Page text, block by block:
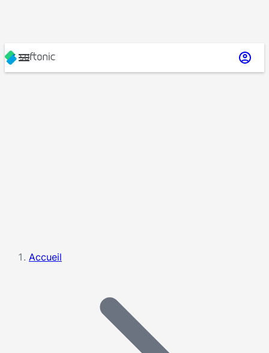
Accueil